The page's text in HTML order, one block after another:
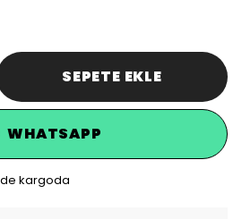
SEPETE EKLE
WHATSAPP
kargoda